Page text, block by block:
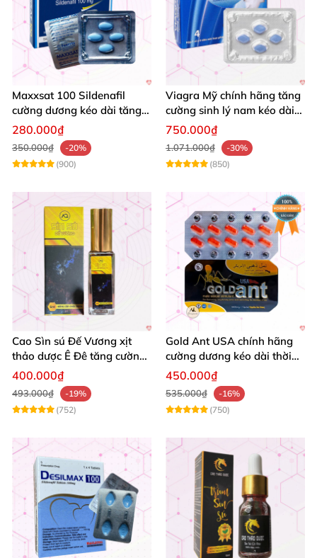
Maxxsat 100 Sildenafil
cường dương kéo dài tăng
cường sinh lý nam
280.000₫
350.000₫
-20%
(900)
Viagra Mỹ chính hãng tăng
cường sinh lý nam kéo dài
quan hệ
750.000₫
1.071.000₫
-30%
(850)
Cao Sìn sú Đế Vương xịt
thảo dược Ê Đê tăng cường
bản lĩnh nam
400.000₫
493.000₫
-19%
(752)
Gold Ant USA chính hãng
cường dương kéo dài thời
gian - Kiến Vàng Đen Tây
450.000₫
535.000₫
-16%
(750)